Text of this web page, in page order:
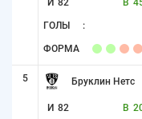
И 82 В
ГОЛЫ :
ФОРМА
5 Бруклин Нетс
И 82 В